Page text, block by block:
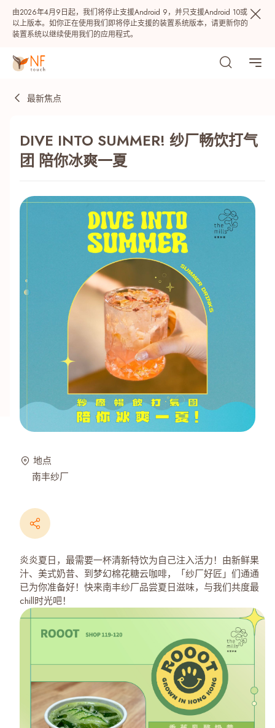
由2026年4月9日起，我们将停止支援Android 9，并只支援Android 10或
以上版本。如你正在使用我们即将停止支援的装置系统版本，请更新你的
装置系统以继续使用我们的应用程式。
NF Points AIRSIDE 奖赏
最新焦点
DIVE INTO SUMMER! 纱厂畅饮打气
团 陪你冰爽一夏
地点
南丰纱厂
炎炎夏日，最需要一杯清新特饮为自己注入活力！由新鲜果
汁、美式奶昔、到梦幻棉花糖云咖啡，「纱厂好匠」们通通
已为你准备好！快来南丰纱厂品尝夏日滋味，与我们共度最
chill时光吧！